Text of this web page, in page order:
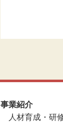
事業紹介
人材育成・研